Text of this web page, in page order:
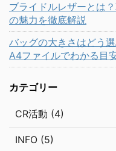
ブライドルレザーとは
の魅力を徹底解説
バッグの大きさはどう
A4ファイルでわかる目
カテゴリー
CR活動 (4)
INFO (5)